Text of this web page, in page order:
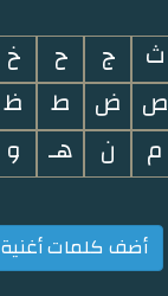
ث ج ح خ
ص ض ط ظ
م ن هـ و
أضف كلمات أغنية